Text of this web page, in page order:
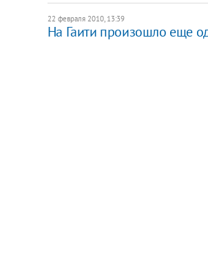
22 февраля 2010, 13:39
На Гаити произошло еще